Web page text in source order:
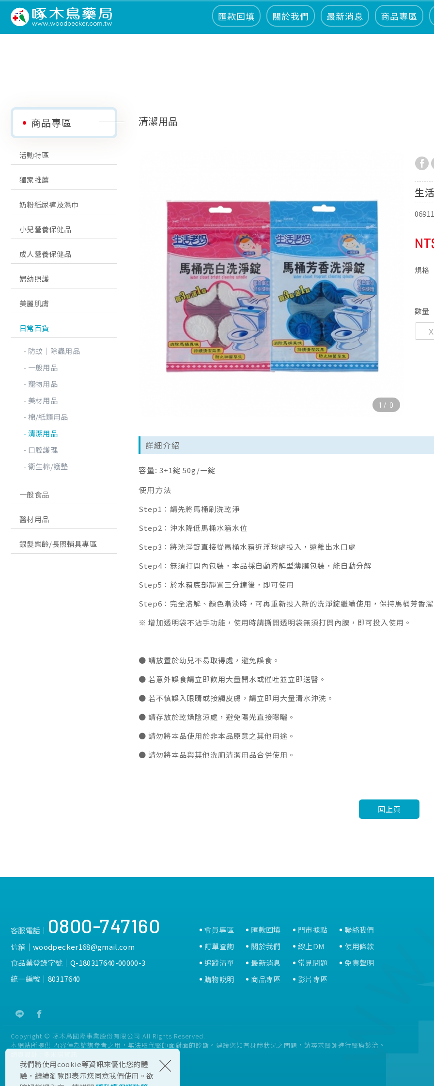
我們將使用cookie等資訊來優化您的體
驗，繼續瀏覽即表示您同意我們使用。欲 ×
匯款回填 關於我們 最新消息 商品專區
商品專區
活動特區
獨家推薦
奶粉紙尿褲及濕巾
小兒營養保健品
成人營養保健品
婦幼照護
美麗肌膚
日常百貨
防蚊│除蟲用品
一般用品
寵物用品
美材用品
棉/紙類用品
清潔用品
口腔護理
衛生棉/護墊
一般食品
醫材用品
銀髮樂齡/長照輔具專區
清潔用品
生
規格
數量
1 / 0
詳細介紹
容量: 3+1錠 50g/一錠
使用方法
Step1：請先將馬桶刷洗乾淨
Step2：沖水降低馬桶水箱水位
Step3：將洗淨錠直接從馬桶水箱近浮球處投入，遠離出水口處
Step4：無須打開內包裝，本品採自動溶解型薄膜包裝，能自動分解
Step5：於水箱底部靜置三分鐘後，即可使用
Step6：完全溶解、顏色漸淡時，可再重新投入新的洗淨錠繼續使用，保持馬桶芳香
※ 增加透明袋不沾手功能，使用時請撕開透明袋無須打開內膜，即可投入使用。
● 請放置於幼兒不易取得處，避免誤食。
● 若意外誤食請立即飲用大量開水或催吐並立即送醫。
● 若不慎誤入眼睛或接觸皮膚，請立即用大量清水沖洗。
● 請存放於乾燥陰涼處，避免陽光直接曝曬。
● 請勿將本品使用於非本品原意之其他用途。
● 請勿將本品與其他洗廁清潔用品合併使用。
回上頁
客服電話│ 0800-747160
信箱│woodpecker168@gmail.com
食品業登錄字號│ Q-180317640-00000-3
統一編號│ 80317640
會員專區
訂單查詢
追蹤清單
購物說明
匯款回填
關於我們
最新消息
商品專區
門市據點
線上DM
常見問題
影片專區
聯絡我們
使用條款
免責聲明
Copyright © 啄木鳥國際事業股份有限公司 All Rights Reserved.
本網站所提供 內容僅為諮詢參考之用，無法取代醫師面對面的診斷。建議您如有身體狀況之問題，請尋求醫師進行醫療診治。